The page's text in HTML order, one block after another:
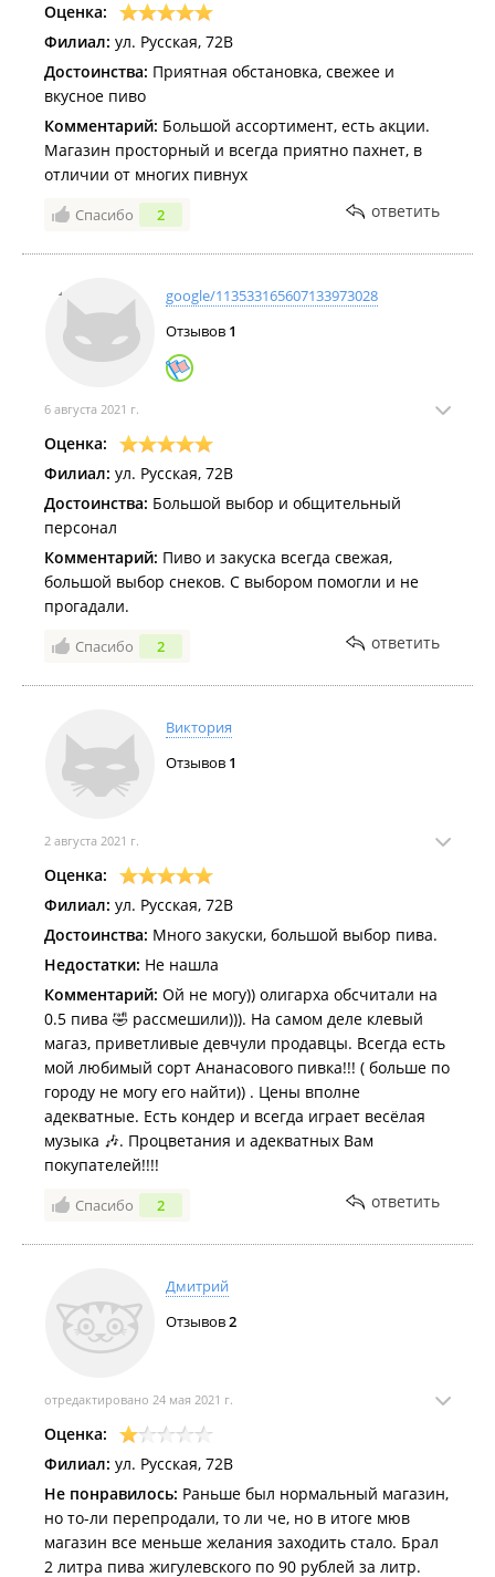
Оценка:
Филиал: ул. Русская, 72В
Достоинства: Приятная обстановка, свежее и
вкусное пиво
Комментарий: Большой ассортимент, есть акции.
Магазин просторный и всегда приятно пахнет, в
отличии от многих пивнух
Спасибо 2 ответить
google/113533165607133973028
Отзывов 1
6 августа 2021 г.
Оценка:
Филиал: ул. Русская, 72В
Достоинства: Большой выбор и общительный
персонал
Комментарий: Пиво и закуска всегда свежая,
большой выбор снеков. С выбором помогли и не
прогадали.
Спасибо 2 ответить
Виктория
Отзывов 1
2 августа 2021 г.
Оценка:
Филиал: ул. Русская, 72В
Достоинства: Много закуски, большой выбор пива.
Недостатки: Не нашла
Комментарий: Ой не могу)) олигарха обсчитали на
0.5 пива 🤣 рассмешили))). На самом деле клевый
магаз, приветливые девчули продавцы. Всегда есть
мой любимый сорт Ананасового пивка!!! ( больше по
городу не могу его найти)) . Цены вполне
адекватные. Есть кондер и всегда играет весёлая
музыка 🎶. Процветания и адекватных Вам
покупателей!!!!
Спасибо 2 ответить
Дмитрий
Отзывов2
отредактировано 24 мая 2021 г.
Оценка:
Филиал: ул. Русская, 72В
Не понравилось: Раньше был нормальный магазин,
но то-ли перепродали, то ли че, но в итоге мюв
магазин все меньше желания заходить стало. Брал
2 литра пива жигулевского по 90 рублей за литр.